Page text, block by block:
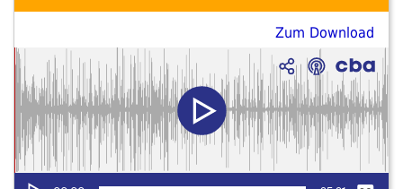
Zum Download